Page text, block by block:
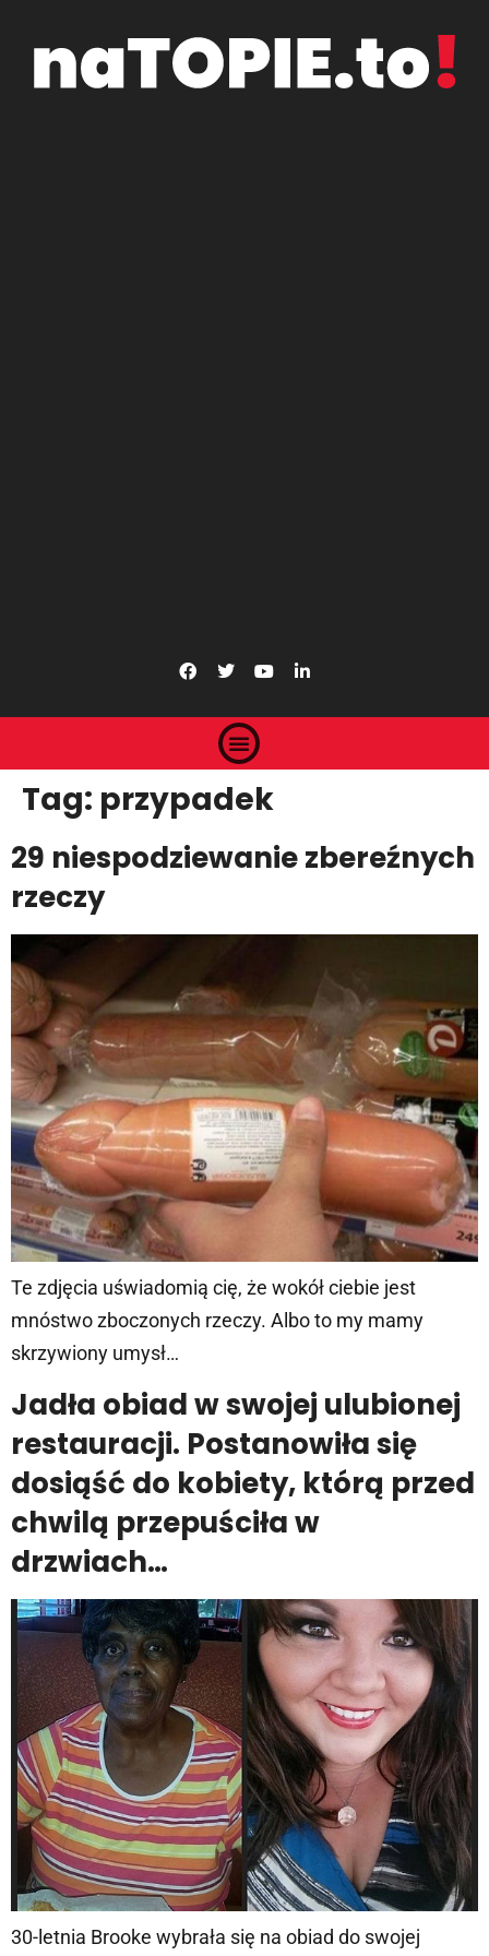
Tag: przypadek
29 niespodziewanie zbereźnych
rzeczy
Te zdjęcia uświadomią cię, że wokół ciebie jest
mnóstwo zboczonych rzeczy. Albo to my mamy
skrzywiony umysł…
Jadła obiad w swojej ulubionej
restauracji. Postanowiła się
dosiąść do kobiety, którą przed
chwilą przepuściła w
drzwiach…
30-letnia Brooke wybrała się na obiad do swojej